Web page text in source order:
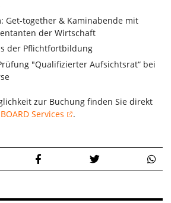
Get-together & Kaminabende mit
der Wirtschaft
der Pflichtfortbildung
"Qualifizierter Aufsichtsrat“ bei
zur Buchung finden Sie direkt
Services .